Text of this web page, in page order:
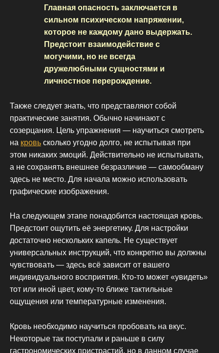
Главная опасность заключается в
сильном психическом напряжении,
которое не каждому дано выдержать.
Предстоит взаимодействие с
могучими, но не всегда
дружелюбными сущностями и
личностное перерождение.
Также следует знать, что представляют собой
практические занятия. Обычно начинают с
созерцания. Цель упражнения — научиться смотреть
на кровь сколько угодно долго, не испытывая при
этом никаких эмоций. Действительно не испытывать,
а не сохранять внешнее безразличие — самообману
здесь не место. Для начала можно использовать
графические изображения.
На следующем этапе понадобится настоящая кровь.
Предстоит ощутить её энергетику. Для настройки
достаточно нескольких капель. Не существует
универсальных инструкций, что конкретно вы должны
чувствовать — здесь всё зависит от вашего
индивидуального восприятия. Кто-то может «увидеть»
тот или иной цвет, кому-то ближе тактильные
ощущения или температурные изменения.
Кровь необходимо научиться пробовать на вкус.
Некоторые так поступали и раньше в силу
гастрономических пристрастий, но в данном случае